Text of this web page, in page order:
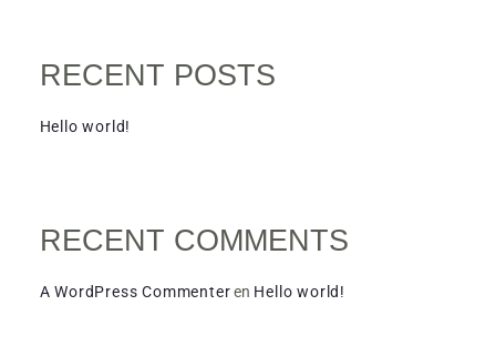
RECENT POSTS
Hello world!
RECENT COMMENTS
A WordPress Commenteren Hello world!